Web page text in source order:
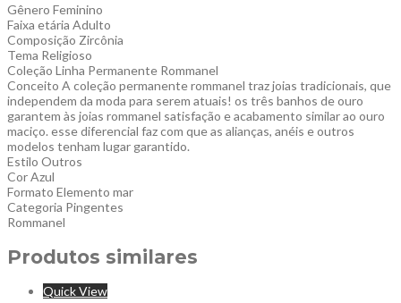
Gênero Feminino
Faixa etária Adulto
Composição Zircônia
Tema Religioso
Coleção Linha Permanente Rommanel
Conceito A coleção permanente rommanel traz joias tradicionais, que
independem da moda para serem atuais! os três banhos de ouro
garantem às joias rommanel satisfação e acabamento similar ao ouro
maciço. esse diferencial faz com que as alianças, anéis e outros
modelos tenham lugar garantido.
Estilo Outros
Cor Azul
Formato Elemento mar
Categoria Pingentes
Rommanel
Produtos similares
Quick View